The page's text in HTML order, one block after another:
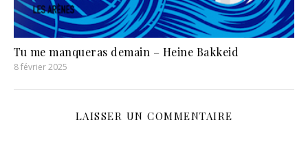
Tu me manqueras demain – Heine Bakkeid
8 février 2025
LAISSER UN COMMENTAIRE